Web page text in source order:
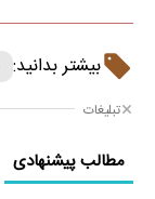
بیشتر بدانید:
تبلیغات
مطالب پیشنهادی